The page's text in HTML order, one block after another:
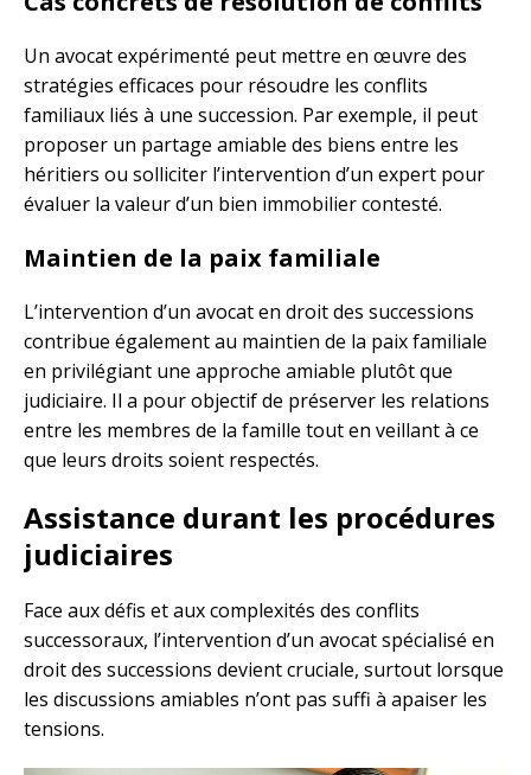
Un avocat expérimenté peut mettre en œuvre des
stratégies efficaces pour résoudre les conflits
familiaux liés à une succession. Par exemple, il peut
proposer un partage amiable des biens entre les
héritiers ou solliciter l’intervention d’un expert pour
évaluer la valeur d’un bien immobilier contesté.
Maintien de la paix familiale
L’intervention d’un avocat en droit des successions
contribue également au maintien de la paix familiale
en privilégiant une approche amiable plutôt que
judiciaire. Il a pour objectif de préserver les relations
entre les membres de la famille tout en veillant à ce
que leurs droits soient respectés.
Assistance durant les procédures
judiciaires
Face aux défis et aux complexités des conflits
successoraux, l’intervention d’un avocat spécialisé en
droit des successions devient cruciale, surtout lorsque
les discussions amiables n’ont pas suffi à apaiser les
tensions.